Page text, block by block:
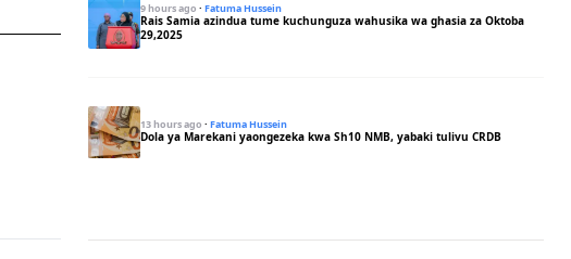
9 hours ago ·Fatuma Hussein
Rais Samia azindua tume kuchunguza wahusika wa ghasia za Oktoba
29,2025
13 hours ago ·Fatuma Hussein
Dola ya Marekani yaongezeka kwa Sh10 NMB, yabaki tulivu CRDB